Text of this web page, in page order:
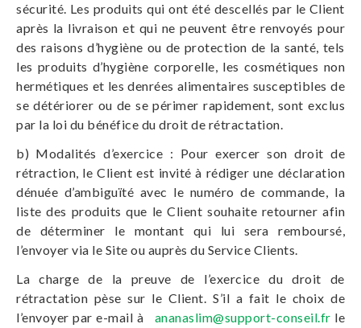
sécurité. Les produits qui ont été descellés par le Client
après la livraison et qui ne peuvent être renvoyés pour
des raisons d’hygiène ou de protection de la santé, tels
les produits d’hygiène corporelle, les cosmétiques non
hermétiques et les denrées alimentaires susceptibles de
se détériorer ou de se périmer rapidement, sont exclus
par la loi du bénéfice du droit de rétractation.
b) Modalités d’exercice : Pour exercer son droit de
rétraction, le Client est invité à rédiger une déclaration
dénuée d’ambiguïté avec le numéro de commande, la
liste des produits que le Client souhaite retourner afin
de déterminer le montant qui lui sera remboursé,
l’envoyer via le Site ou auprès du Service Clients.
La charge de la preuve de l’exercice du droit de
rétractation pèse sur le Client. S’il a fait le choix de
l’envoyer par e-mail à ananaslim@support-conseil.fr le